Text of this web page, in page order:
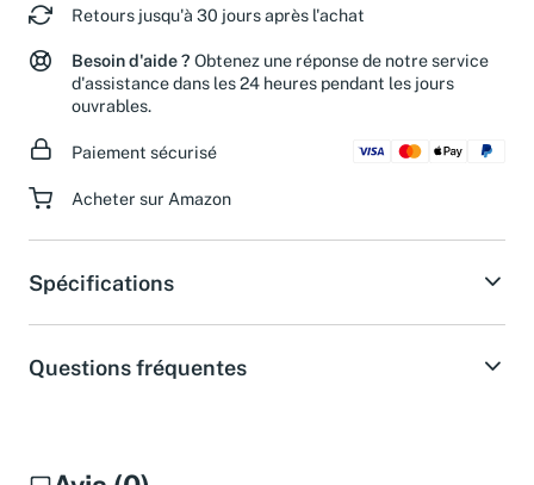
Retours jusqu'à 30 jours après l'achat
Besoin d'aide ? Obtenez une réponse de notre service
d'assistance dans les 24 heures pendant les jours
ouvrables.
Paiement sécurisé
Acheter sur Amazon
Spécifications
Questions fréquentes